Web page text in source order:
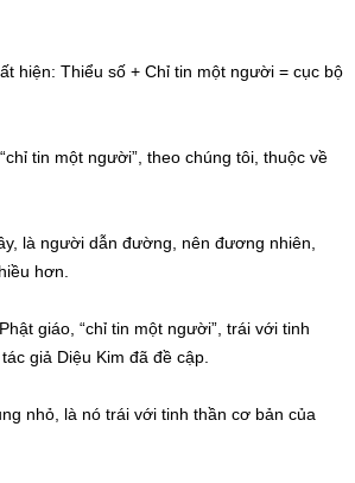
hiện: Thiểu số + Chỉ tin một người = cục bộ
tin một người”, theo chúng tôi, thuộc về
là người dẫn đường, nên đương nhiên,
hơn.
giáo, “chỉ tin một người”, trái với tinh
giả Diệu Kim đã đề cập.
nhỏ, là nó trái với tinh thần cơ bản của